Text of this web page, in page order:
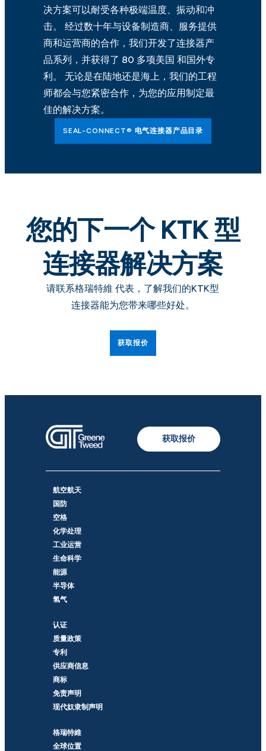
决方案可以耐受各种极端温度、振动和冲
击。 经过数十年与设备制造商、服务提供
商和运营商的合作，我们开发了连接器产
品系列，并获得了 80 多项美国 和国外专
利。 无论是在陆地还是海上，我们的工程
师都会与您紧密合作，为您的应用制定最
佳的解决方案。
SEAL-CONNECT® 电气连接器产品目录
您的下一个 KTK 型
连接器解决方案
请联系格瑞特維 代表，了解我们的KTK型
连接器能为您带来哪些好处。
获取报价
获取报价
航空航天
国防
空格
化学处理
工业运营
生命科学
能源
半导体
氢气
认证
质量政策
专利
供应商信息
商标
免责声明
现代奴隶制声明
格瑞特維
全球位置